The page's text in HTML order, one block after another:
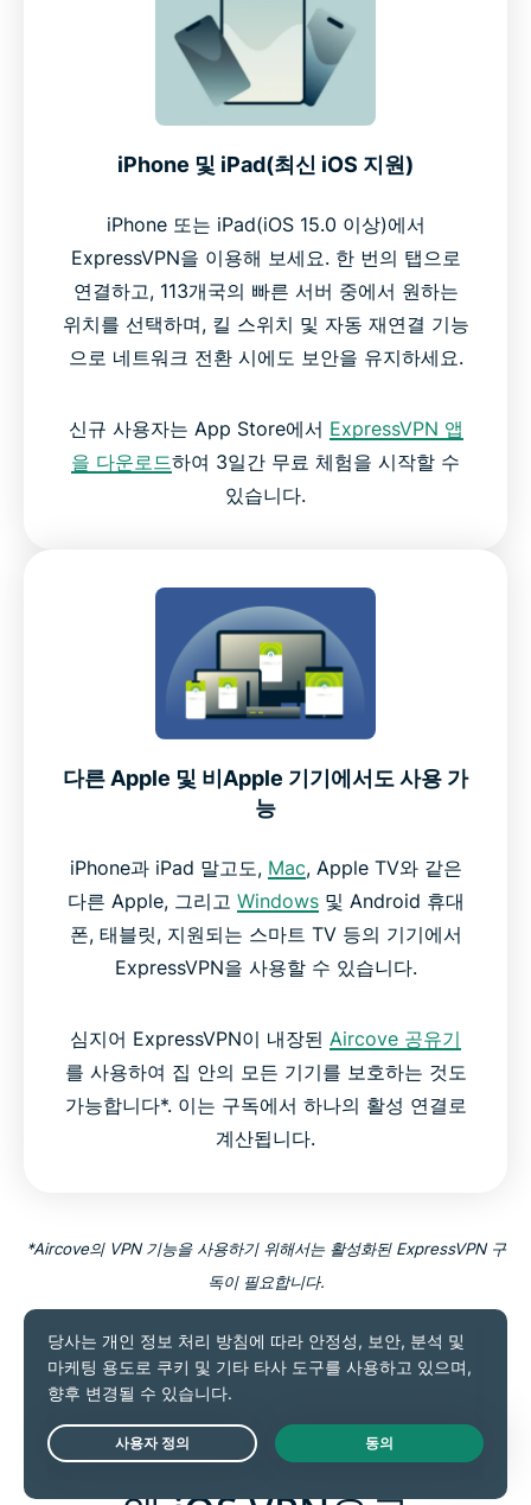
iPhone 및 iPad(최신 iOS 지원)
iPhone 또는 iPad(iOS 15.0 이상)에서
ExpressVPN을 이용해 보세요. 한 번의 탭으로
연결하고, 113개국의 빠른 서버 중에서 원하는
위치를 선택하며, 킬 스위치 및 자동 재연결 기능
으로 네트워크 전환 시에도 보안을 유지하세요.
신규 사용자는 App Store에서 ExpressVPN 앱
을 다운로드하여 3일간 무료 체험을 시작할 수
있습니다.
다른 Apple 및 비Apple 기기에서도 사용 가
능
iPhone과 iPad 말고도, Mac, Apple TV와 같은
다른 Apple, 그리고 Windows및 Android 휴대
폰, 태블릿, 지원되는 스마트 TV 등의 기기에서
ExpressVPN을 사용할 수 있습니다.
심지어 ExpressVPN이 내장된 Aircove 공유기
를 사용하여 집 안의 모든 기기를 보호하는 것도
가능합니다*. 이는 구독에서 하나의 활성 연결로
계산됩니다.
*Aircove의 VPN 기능을 사용하기 위해서는 활성화된 ExpressVPN 구
독이 필요합니다.
최고의 iOS VPN 시작하기
Live Chat